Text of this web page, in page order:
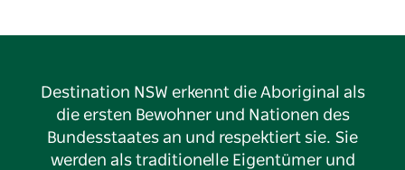
Destination NSW erkennt die Aboriginal als
die ersten Bewohner und Nationen des
Bundesstaates an und respektiert sie. Sie
werden als traditionelle Eigentümer und